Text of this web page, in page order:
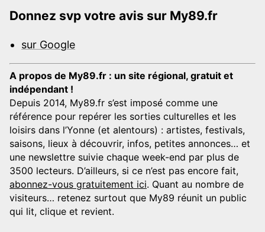
Donnez svp votre avis sur My89.fr
sur Google
A propos de My89.fr : un site régional, gratuit et
indépendant !
Depuis 2014, My89.fr s’est imposé comme une
référence pour repérer les sorties culturelles et les
loisirs dans l’Yonne (et alentours) : artistes, festivals,
saisons, lieux à découvrir, infos, petites annonces… et
une newslettre suivie chaque week-end par plus de
3500 lecteurs. D’ailleurs, si ce n’est pas encore fait,
abonnez-vous gratuitement ici. Quant au nombre de
visiteurs… retenez surtout que My89 réunit un public
qui lit, clique et revient.